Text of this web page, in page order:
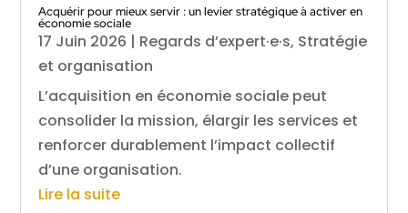
Acquérir pour mieux servir : un levier stratégique à activer en
économie sociale
17 Juin 2026 | Regards d’expert·e·s, Stratégie
et organisation
L’acquisition en économie sociale peut
consolider la mission, élargir les services et
renforcer durablement l’impact collectif
d’une organisation.
Lire la suite